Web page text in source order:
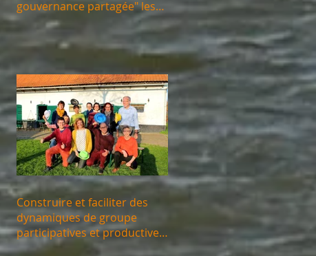
gouvernance partagée" les
13, 14 et 28/06/2024
Construire et faciliter des
dynamiques de groupe
participatives et productives
4, 5 & 12 avril 2024